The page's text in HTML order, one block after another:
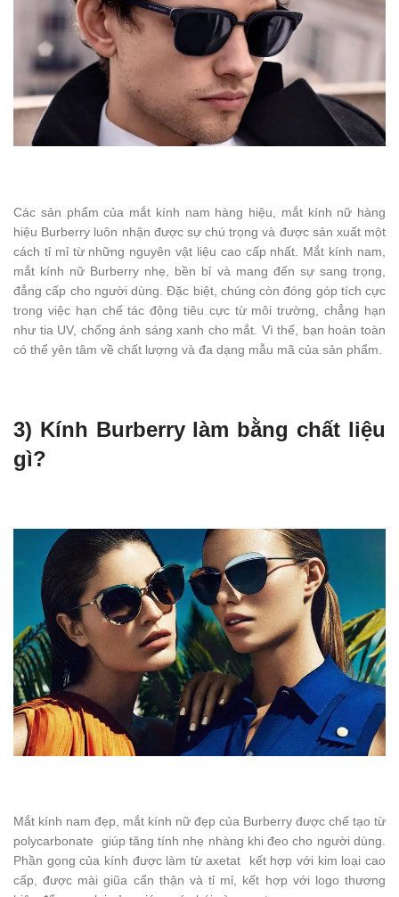
Các sản phẩm của mắt kính nam hàng hiệu, mắt kính nữ hàng
hiệu Burberry luôn nhận được sự chú trọng và được sản xuất một
cách tỉ mỉ từ những nguyên vật liệu cao cấp nhất. Mắt kính nam,
mắt kính nữ Burberry nhẹ, bền bỉ và mang đến sự sang trọng,
đẳng cấp cho người dùng. Đặc biệt, chúng còn đóng góp tích cực
trong việc hạn chế tác động tiêu cực từ môi trường, chẳng hạn
như tia UV, chống ánh sáng xanh cho mắt. Vì thế, bạn hoàn toàn
có thể yên tâm về chất lượng và đa dạng mẫu mã của sản phẩm.
3) Kính Burberry làm bằng chất liệu
gì?
Mắt kính nam đẹp, mắt kính nữ đẹp của Burberry được chế tạo từ
polycarbonate giúp tăng tính nhẹ nhàng khi đeo cho người dùng.
Phần gọng của kính được làm từ axetat kết hợp với kim loại cao
cấp, được mài giũa cẩn thận và tỉ mỉ, kết hợp với logo thương